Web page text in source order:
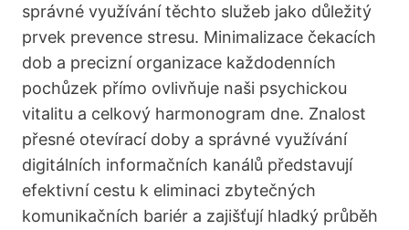
správné využívání těchto služeb jako důležitý
prvek prevence stresu. Minimalizace čekacích
dob a precizní organizace každodenních
pochůzek přímo ovlivňuje naši psychickou
vitalitu a celkový harmonogram dne. Znalost
přesné otevírací doby a správné využívání
digitálních informačních kanálů představují
efektivní cestu k eliminaci zbytečných
komunikačních bariér a zajišťují hladký průběh